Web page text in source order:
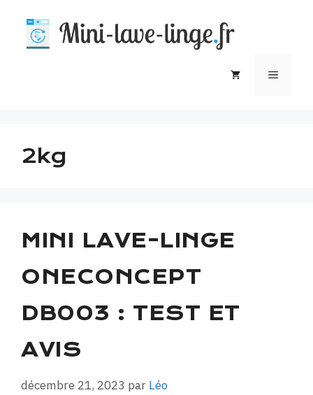
contenu
2kg
MINI LAVE-LINGE
ONECONCEPT
DB003 : TEST ET
AVIS
décembre 21, 2023 par Léo